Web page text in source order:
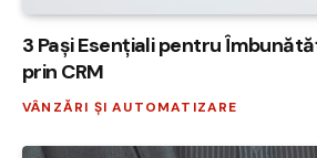
3 Pași Esențiali pentru
prin CRM
VÂNZĂRI ȘI AUTOMATIZARE